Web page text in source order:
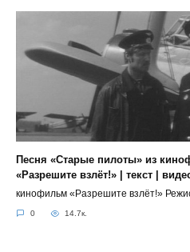
Песня «Старые пилоты» из
«Разрешите взлёт!» | текст |
кинофильм «Разрешите взлёт!»
0 14.7к.